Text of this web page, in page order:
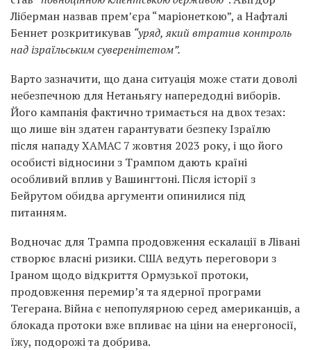
Ліберман назвав прем’єра “маріонеткою”, а Нафталі
Беннет розкритикував “уряд, який втратив контроль
над ізраїльським суверенітетом”.
Варто зазначити, що дана ситуація може стати доволі
небезпечною для Нетаньягу напередодні виборів.
Його кампанія фактично тримається на двох тезах:
що лише він здатен гарантувати безпеку Ізраїлю
після нападу ХАМАС 7 жовтня 2023 року, і що його
особисті відносини з Трампом дають країні
особливий вплив у Вашингтоні. Після історії з
Бейрутом обидва аргументи опинилися під
питанням.
Водночас для Трампа продовження ескалації в Лівані
створює власні ризики. США ведуть переговори з
Іраном щодо відкриття Ормузької протоки,
продовження перемир’я та ядерної програми
Тегерана. Війна є непопулярною серед американців, а
блокада протоки вже впливає на ціни на енергоносії,
їжу, подорожі та добрива.